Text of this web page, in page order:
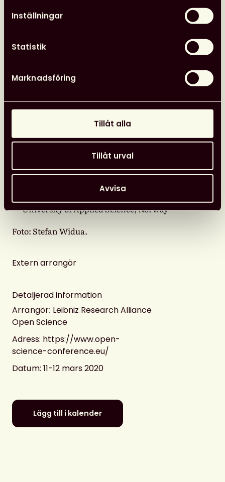
Inställningar
Statistik
Marknadsföring
Tillåt alla
Tillåt urval
Avvisa
Dr Elena Giglia, University of Turin, CO-
Dr Emma Harris, Training Developer and
Dr Henriikka Mustajoki, Federation of Finnish
Instituut, Netherlands
Dr Julia Stewart Lowndes PhD. Senior Fellow
and Director of Openscapes at the National
Center for Ecological Analysis & Synthesis
University of Applied Science, Norway
Foto: Stefan Widua.
Extern arrangör
Detaljerad information
Arrangör: Leibniz Research Alliance
Open Science
Adress: https://www.open-
science-conference.eu/
Datum: 11-12 mars 2020
Lägg till i kalender